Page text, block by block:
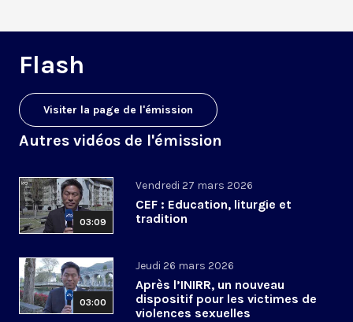
Flash
Visiter la page de l'émission
Autres vidéos de l'émission
03:09
Vendredi 27 mars 2026
CEF : Education, liturgie et
tradition
03:00
Jeudi 26 mars 2026
Après l’INIRR, un nouveau
dispositif pour les victimes de
violences sexuelles